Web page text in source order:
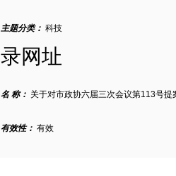
主题分类： 科技
录网址
名 称： 关于对市政协六届三次会议第113号提
有效性： 有效